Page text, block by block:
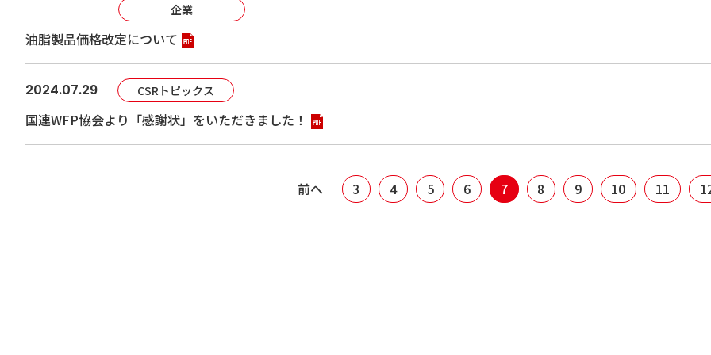
企業
油脂製品価格改定について
2024.07.29 CSRトピックス
国連WFP協会より「感謝状」をいただきました！
前へ 3 4 5 6 7 8 9 10 11